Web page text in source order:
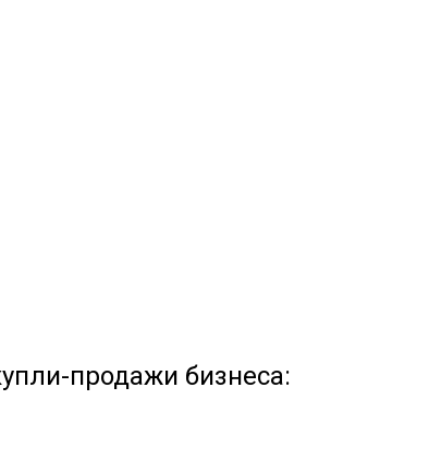
продажи бизнеса: